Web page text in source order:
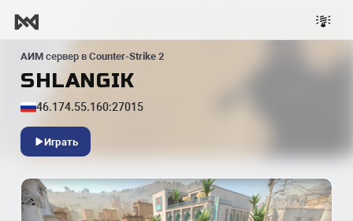
АИМ сервер в Counter-Strike 2
SHLANGIK
46.174.55.160:27015
Играть